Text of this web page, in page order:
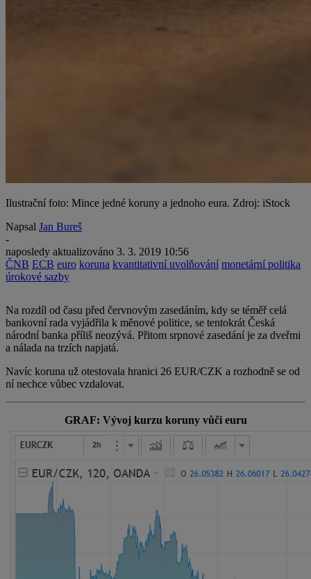
Ilustrační foto: Mince jedné koruny a jednoho eura. Zdroj: iStock
Napsal Jan Bureš
-
naposledy aktualizováno 3. 3. 2019 10:56
ČNB ECB euro koruna kvantitativní uvolňování monetární politika
úrokové sazby
Na rozdíl od času před červnovým zasedáním, kdy se téměř celá
bankovní rada vyjádřila k měnové politice, se tentokrát Česká
národní banka příliš neozývá. Přitom srpnové zasedání je za dveřmi
a nálada na trzích napjatá.
Navíc koruna už otestovala hranici 26 EUR/CZK a rozhodně se od
ní nechce vůbec vzdalovat.
GRAF: Vývoj kurzu koruny vůči euru